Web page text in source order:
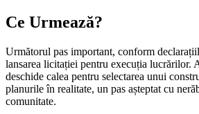
Ce Urmează?
Următorul pas important, conform
lansarea licitației pentru execuția lucrărilor.
deschide calea pentru selectarea unui
planurile în realitate, un pas așteptat cu
comunitate.